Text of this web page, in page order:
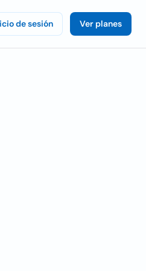
de sesión Ver planes